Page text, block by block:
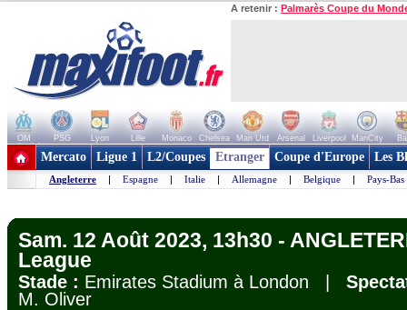
A retenir : Palmarès Coupe du
OM PSG Lyon Lille Monaco Chelsea Man Utd Arsenal Liverpool ManCity
+ de clubs
Mercato Ligue 1 L2/Coupes Etranger Coupe d'Europe Les
Angleterre | Espagne | Italie | Allemagne | Belgique | Pays-Bas
Sam. 12 Août 2023, 13h30 -
League
Stade : Emirates Stadium à London |
M. Oliver